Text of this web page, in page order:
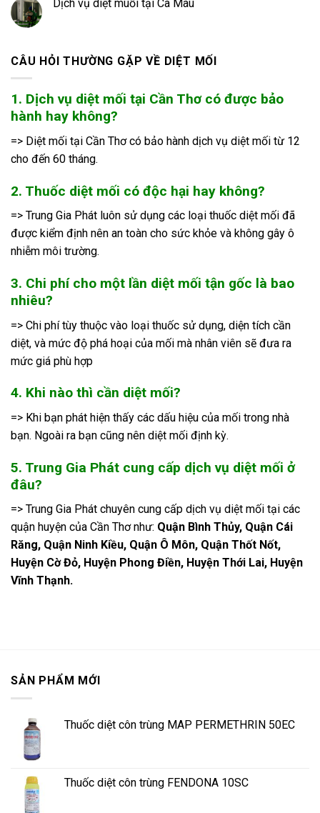
Dịch vụ diệt muỗi tại Cà Mau
CÂU HỎI THƯỜNG GẶP VỀ DIỆT MỐI
1. Dịch vụ diệt mối tại Cần Thơ có được bảo
hành hay không?
=> Diệt mối tại Cần Thơ có bảo hành dịch vụ diệt mối từ 12
cho đến 60 tháng.
2. Thuốc diệt mối có độc hại hay không?
=> Trung Gia Phát luôn sử dụng các loại thuốc diệt mối đã
được kiểm định nên an toàn cho sức khỏe và không gây ô
nhiễm môi trường.
3. Chi phí cho một lần diệt mối tận gốc là bao
nhiêu?
=> Chi phí tùy thuộc vào loại thuốc sử dụng, diện tích cần
diệt, và mức độ phá hoại của mối mà nhân viên sẽ đưa ra
mức giá phù hợp
4. Khi nào thì cần diệt mối?
=> Khi bạn phát hiện thấy các dấu hiệu của mối trong nhà
bạn. Ngoài ra bạn cũng nên diệt mối định kỳ.
5. Trung Gia Phát cung cấp dịch vụ diệt mối ở
đâu?
=> Trung Gia Phát chuyên cung cấp dịch vụ diệt mối tại các
quận huyện của Cần Thơ như: Quận Bình Thủy, Quận Cái
Răng, Quận Ninh Kiều, Quận Ô Môn, Quận Thốt Nốt,
Huyện Cờ Đỏ, Huyện Phong Điền, Huyện Thới Lai, Huyện
Vĩnh Thạnh.
SẢN PHẨM MỚI
Thuốc diệt côn trùng MAP PERMETHRIN 50EC
Thuốc diệt côn trùng FENDONA 10SC